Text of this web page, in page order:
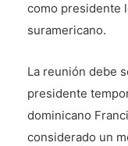
como presidente
suramericano.
La reunión debe
presidente
dominicano
considerado un